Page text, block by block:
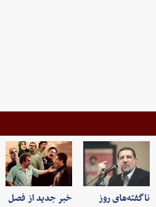
ناگفته‌های روز
خبر جدید از فصل